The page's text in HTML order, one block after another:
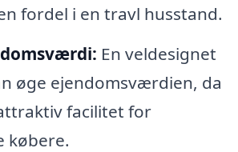
fordel i en travl husstand.
En veldesignet
øge ejendomsværdien, da
facilitet for
købere.